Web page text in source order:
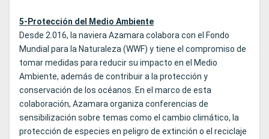
5-Protección del Medio Ambiente
Desde 2.016, la naviera Azamara colabora con el Fondo
Mundial para la Naturaleza (WWF) y tiene el compromiso de
tomar medidas para reducir su impacto en el Medio
Ambiente, además de contribuir a la protección y
conservación de los océanos. En el marco de esta
colaboración, Azamara organiza conferencias de
sensibilización sobre temas como el cambio climático, la
protección de especies en peligro de extinción o el reciclaje